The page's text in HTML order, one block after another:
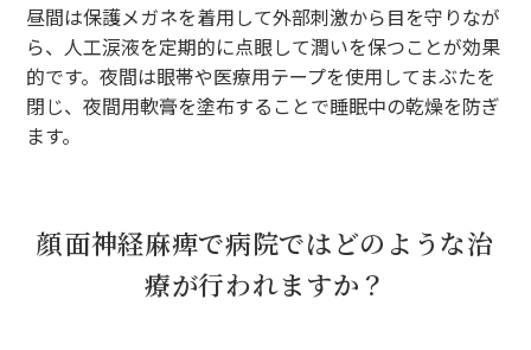
昼間は保護メガネを着用して外部刺激から目を守りなが
ら、人工涙液を定期的に点眼して潤いを保つことが効果
的です。夜間は眼帯や医療用テープを使用してまぶたを
閉じ、夜間用軟膏を塗布することで睡眠中の乾燥を防ぎ
ます。
顔面神経麻痺で病院ではどのような治
療が行われますか？